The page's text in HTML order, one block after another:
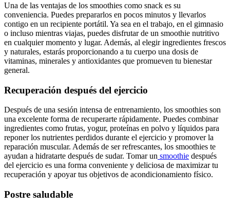
Una de las ventajas de los smoothies como snack es su
conveniencia. Puedes prepararlos en pocos minutos y llevarlos
contigo en un recipiente portátil. Ya sea en el trabajo, en el gimnasio
o incluso mientras viajas, puedes disfrutar de un smoothie nutritivo
en cualquier momento y lugar. Además, al elegir ingredientes frescos
y naturales, estarás proporcionando a tu cuerpo una dosis de
vitaminas, minerales y antioxidantes que promueven tu bienestar
general.
Recuperación después del ejercicio
Después de una sesión intensa de entrenamiento, los smoothies son
una excelente forma de recuperarte rápidamente. Puedes combinar
ingredientes como frutas, yogur, proteínas en polvo y líquidos para
reponer los nutrientes perdidos durante el ejercicio y promover la
reparación muscular. Además de ser refrescantes, los smoothies te
ayudan a hidratarte después de sudar. Tomar un smoothie después
del ejercicio es una forma conveniente y deliciosa de maximizar tu
recuperación y apoyar tus objetivos de acondicionamiento físico.
Postre saludable